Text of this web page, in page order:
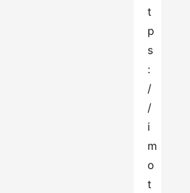
t
p
s
:
/
/
i
m
o
t